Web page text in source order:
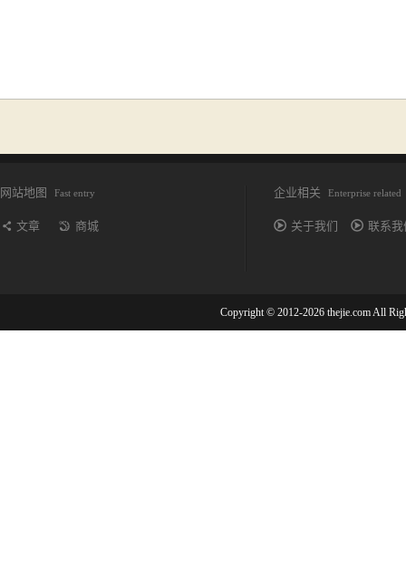
网站地图 Fast entry
文章 商城
企业相关 Enterprise related
关于我们 联系我
Copyright © 2012-2026 thejie.com All